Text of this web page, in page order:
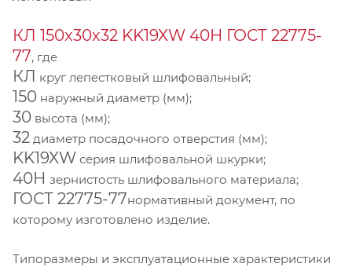
КЛ 150х30х32 KK19XW 40Н ГОСТ 22775-
77, где
КЛ круг лепестковый шлифовальный;
150 наружный диаметр (мм);
30 высота (мм);
32 диаметр посадочного отверстия (мм);
KK19XW серия шлифовальной шкурки;
40Н зернистость шлифовального материала;
ГОСТ 22775-77нормативный документ, по
которому изготовлено изделие.
Типоразмеры и эксплуатационные характеристики